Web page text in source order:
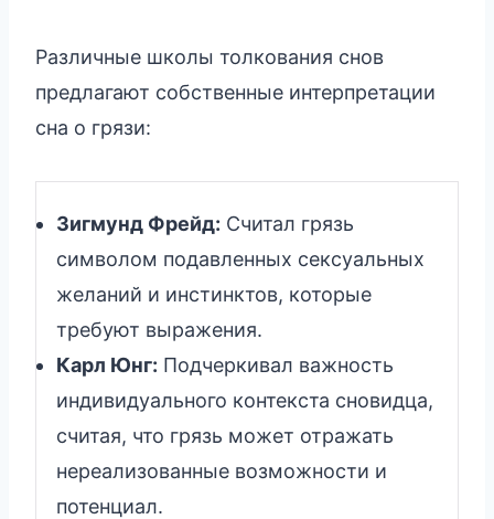
Различные школы толкования снов
предлагают собственные интерпретации
сна о грязи:
Зигмунд Фрейд: Считал грязь
символом подавленных сексуальных
желаний и инстинктов, которые
требуют выражения.
Карл Юнг: Подчеркивал важность
индивидуального контекста сновидца,
считая, что грязь может отражать
нереализованные возможности и
потенциал.